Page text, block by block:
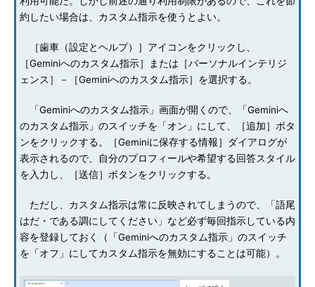
約したい場合は、カスタム指示を使うとよい。
［歯車（設定とヘルプ）］アイコンをクリックし、
［Geminiへのカスタム指示］または［パーソナルインテリジ
ェンス］－［Geminiへのカスタム指示］を選択する。
「Geminiへのカスタム指示」画面が開くので、「Geminiへ
のカスタム指示」のスイッチを「オン」にして、［追加］ボタ
ンをクリックする。［Geminiに保存する情報］ダイアログが
表示されるので、自分のプロフィールや希望する回答スタイル
を入力し、［送信］ボタンをクリックする。
ただし、カスタム指示は常に反映されてしまうので、「語尾
はだ・である調にしてください」など必ず毎回指示している内
容を登録しておく（「Geminiへのカスタム指示」のスイッチ
を「オフ」にしてカスタム指示を無効にすることは可能）。